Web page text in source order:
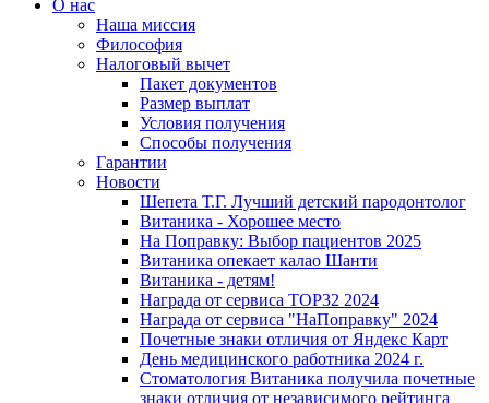
О нас
Наша миссия
Философия
Налоговый вычет
Пакет документов
Размер выплат
Условия получения
Способы получения
Гарантии
Новости
Шепета Т.Г. Лучший детский пародонтолог
Витаника - Хорошее место
На Поправку: Выбор пациентов 2025
Витаника опекает калао Шанти
Витаника - детям!
Награда от сервиса TOP32 2024
Награда от сервиса "НаПоправку" 2024
Почетные знаки отличия от Яндекс Карт
День медицинского работника 2024 г.
Стоматология Витаника получила почетные
знаки отличия от независимого рейтинга